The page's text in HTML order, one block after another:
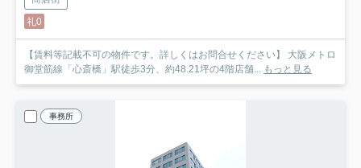
礼0
【賃料等記載不可の物件です。詳しくはお問合せください】 大阪メトロ
御堂筋線「心斎橋」駅徒歩3分、約48.21坪の4階店舗... もっと見る
事務所